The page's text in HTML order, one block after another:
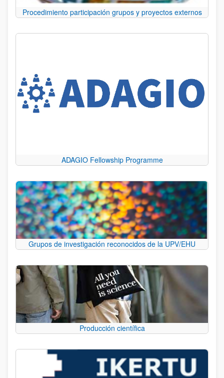
Procedimiento participación grupos y proyectos externos
ADAGIO Fellowship Programme
Grupos de investigación reconocidos de la UPV/EHU
Producción científica